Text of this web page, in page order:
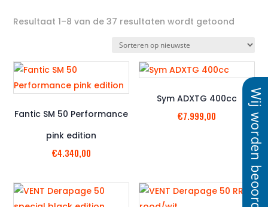
Resultaat 1–8 van de 37 resultaten wordt getoond
Fantic SM 50 Performance
pink edition
€4.340,00
Sym ADXTG 400cc
€7.999,00